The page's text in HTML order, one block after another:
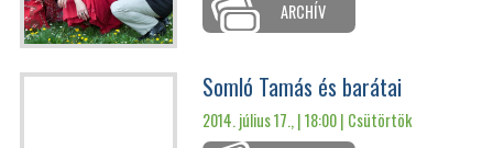
ARCHÍV
Somló Tamás és barátai
2014. július 17., | 18:00 | Csütörtök